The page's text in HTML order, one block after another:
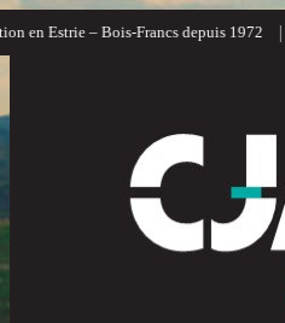
en Estrie – Bois-Francs depuis 1972 |